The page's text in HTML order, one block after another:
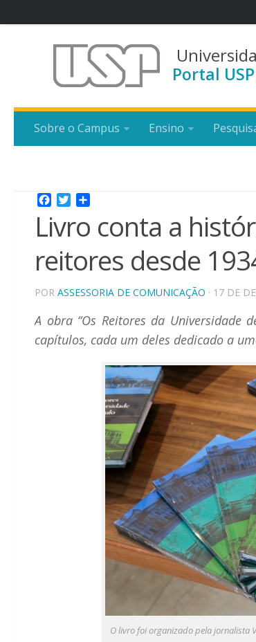
Portal
Sobre o Campus Ensino
Facebook
Twitter
Livro conta a
reitores desde
POR ASSESSORIA DE COMUNICAÇÃO · 17 DE
A obra “Os Reitores da Universidade
capítulos, cada um deles dedicado a
O livro foi organizado pela jornalista